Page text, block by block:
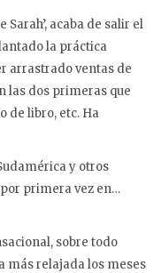
acaba de salir el
la práctica
arrastrado ventas de
las dos primeras que
de libro, etc. Ha
y otros
primera vez en…
sobre todo
más relajada los meses